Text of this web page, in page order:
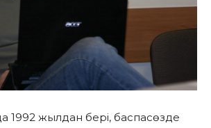
1992 жылдан бері, баспасөзде